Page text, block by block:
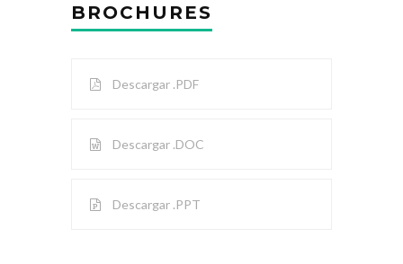
BROCHURES
Descargar .PDF
Descargar .DOC
Descargar .PPT